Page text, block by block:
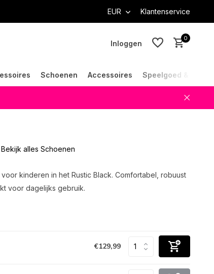
EUR Klantenservice
Inloggen
0
Schoenen Accessoires Speelgoed &
Bekijk alles Schoenen
kinderen in het Rustic Black. Comfortabel, robuust
voor dagelijks gebruik.
€129,99